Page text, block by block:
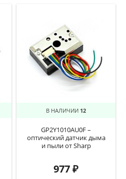
В НАЛИЧИИ 12
GP2Y1010AU0F –
оптический датчик дыма
и пыли от Sharp
977₽